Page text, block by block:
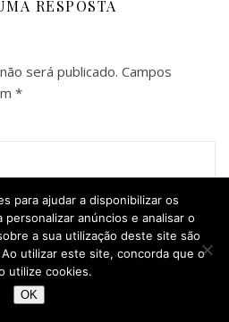
RESPOSTA
será publicado. Campos
*
para ajudar a disponibilizar os
anúncios e analisar o
a sua utilização deste site são
utilizar este site, concorda que o
utilize cookies.
OK